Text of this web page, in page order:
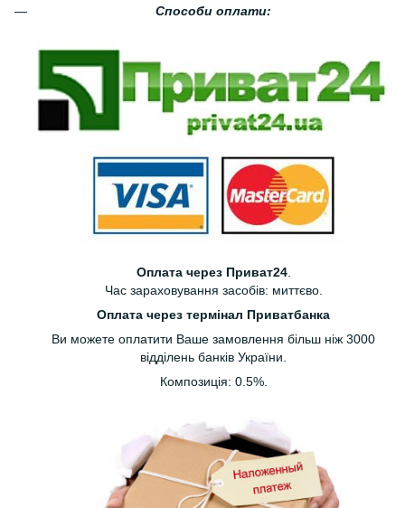
Способи оплати:
Оплата через Приват24.
Час зараховування засобів: миттєво.
Оплата через термінал Приватбанка
Ви можете оплатити Ваше замовлення більш ніж 3000
відділень банків України.
Композиція: 0.5%.